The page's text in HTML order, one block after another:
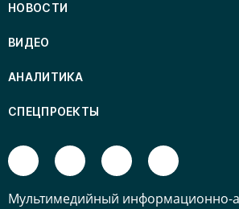
НОВОСТИ
ВИДЕО
АНАЛИТИКА
СПЕЦПРОЕКТЫ
Mультимедийный информационно-